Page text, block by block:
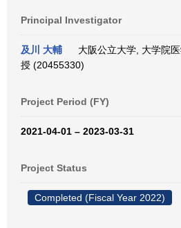
Principal Investigator
及川 大輔
大阪公立大学, 大学院
授 (20455330)
Project Period (FY)
2021-04-01 – 2023-03-31
Project Status
Completed (Fiscal Year 2022)